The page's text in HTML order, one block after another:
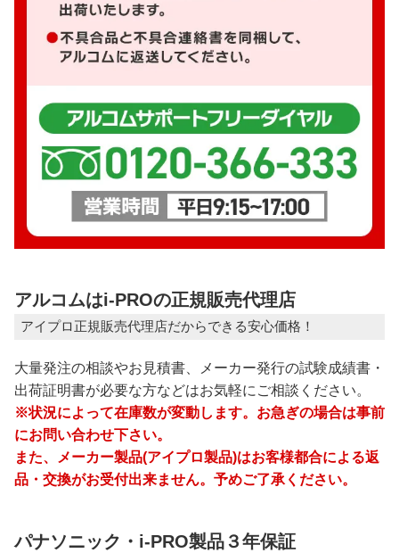
アルコムはi-PROの正規販売代理店
アイプロ正規販売代理店だからできる安心価格！
大量発注の相談やお見積書、メーカー発行の試験成績書・
出荷証明書が必要な方などはお気軽にご相談ください。
※状況によって在庫数が変動します。お急ぎの場合は事前
にお問い合わせ下さい。
また、メーカー製品(アイプロ製品)はお客様都合による返
品・交換がお受付出来ません。予めご了承ください。
パナソニック・i-PRO製品３年保証